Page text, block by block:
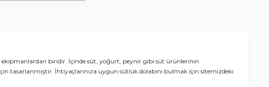
ekipmanlardan biridir. İçinde süt, yoğurt, peynir gibi süt ürünlerinin
tasarlanmıştır. İhtiyaçlarınıza uygun sütlük dolabını bulmak için sitemizdeki